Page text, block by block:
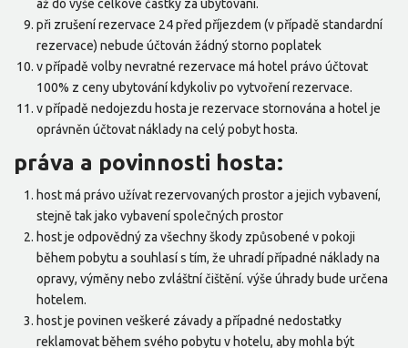
až do výše celkové částky za ubytování.
při zrušení rezervace 24 před příjezdem (v případě standardní
rezervace) nebude účtován žádný storno poplatek
v případě volby nevratné rezervace má hotel právo účtovat
100% z ceny ubytování kdykoliv po vytvoření rezervace.
v případě nedojezdu hosta je rezervace stornována a hotel je
oprávněn účtovat náklady na celý pobyt hosta.
práva a povinnosti hosta:
host má právo užívat rezervovaných prostor a jejich vybavení,
stejně tak jako vybavení společných prostor
host je odpovědný za všechny škody způsobené v pokoji
během pobytu a souhlasí s tím, že uhradí případné náklady na
opravy, výměny nebo zvláštní čištění. výše úhrady bude určena
hotelem.
host je povinen veškeré závady a případné nedostatky
reklamovat během svého pobytu v hotelu, aby mohla být